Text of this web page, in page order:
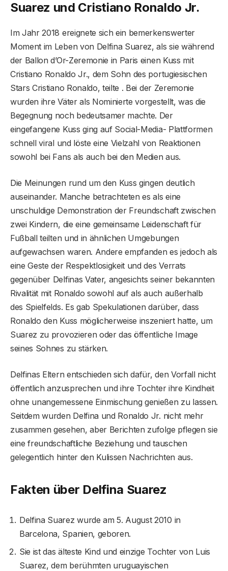
Suarez und Cristiano Ronaldo Jr.
Im Jahr 2018 ereignete sich ein bemerkenswerter
Moment im Leben von Delfina Suarez, als sie während
der Ballon d’Or-Zeremonie in Paris einen Kuss mit
Cristiano Ronaldo Jr., dem Sohn des portugiesischen
Stars Cristiano Ronaldo, teilte . Bei der Zeremonie
wurden ihre Väter als Nominierte vorgestellt, was die
Begegnung noch bedeutsamer machte. Der
eingefangene Kuss ging auf Social-Media- Plattformen
schnell viral und löste eine Vielzahl von Reaktionen
sowohl bei Fans als auch bei den Medien aus.
Die Meinungen rund um den Kuss gingen deutlich
auseinander. Manche betrachteten es als eine
unschuldige Demonstration der Freundschaft zwischen
zwei Kindern, die eine gemeinsame Leidenschaft für
Fußball teilten und in ähnlichen Umgebungen
aufgewachsen waren. Andere empfanden es jedoch als
eine Geste der Respektlosigkeit und des Verrats
gegenüber Delfinas Vater, angesichts seiner bekannten
Rivalität mit Ronaldo sowohl auf als auch außerhalb
des Spielfelds. Es gab Spekulationen darüber, dass
Ronaldo den Kuss möglicherweise inszeniert hatte, um
Suarez zu provozieren oder das öffentliche Image
seines Sohnes zu stärken.
Delfinas Eltern entschieden sich dafür, den Vorfall nicht
öffentlich anzusprechen und ihre Tochter ihre Kindheit
ohne unangemessene Einmischung genießen zu lassen.
Seitdem wurden Delfina und Ronaldo Jr. nicht mehr
zusammen gesehen, aber Berichten zufolge pflegen sie
eine freundschaftliche Beziehung und tauschen
gelegentlich hinter den Kulissen Nachrichten aus.
Fakten über Delfina Suarez
Delfina Suarez wurde am 5. August 2010 in
Barcelona, ​​Spanien, geboren.
Sie ist das älteste Kind und einzige Tochter von Luis
Suarez, dem berühmten uruguayischen